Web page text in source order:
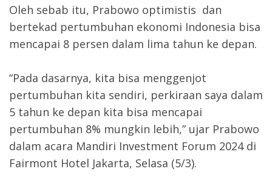
Oleh sebab itu, Prabowo optimistis dan
bertekad pertumbuhan ekonomi Indonesia bisa
mencapai 8 persen dalam lima tahun ke depan.
“Pada dasarnya, kita bisa menggenjot
pertumbuhan kita sendiri, perkiraan saya dalam
5 tahun ke depan kita bisa mencapai
pertumbuhan 8% mungkin lebih,” ujar Prabowo
dalam acara Mandiri Investment Forum 2024 di
Fairmont Hotel Jakarta, Selasa (5/3).